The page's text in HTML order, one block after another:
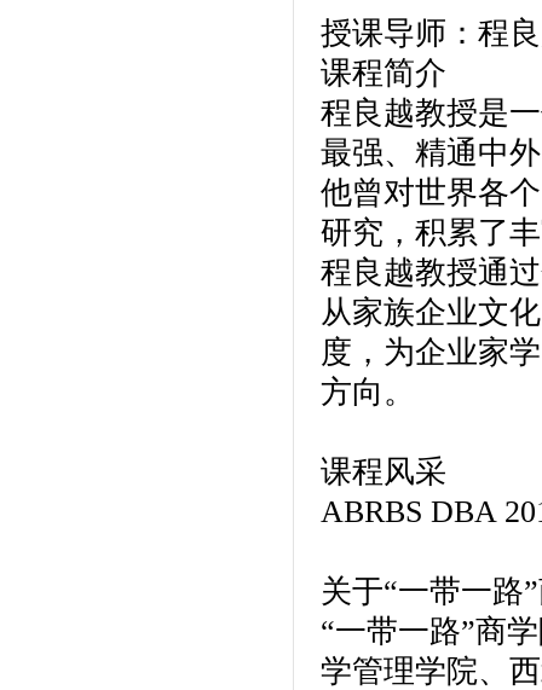
授课导师：程
课程简介
程良越教授是
最强、精通中
他曾对世界各
研究，积累了
程良越教授通
从家族企业文
度，为企业家
方向。
课程风采
ABRBS DBA
关于“一带一路
“一带一路”商
学管理学院、